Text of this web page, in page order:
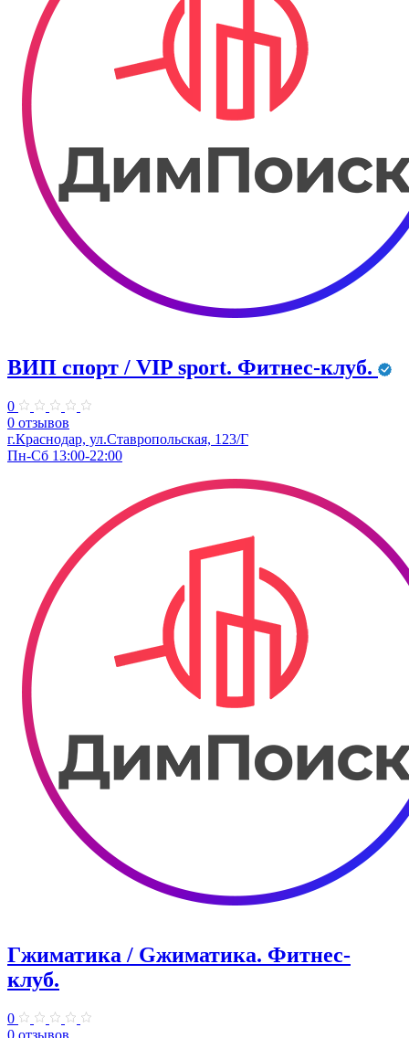
ВИП спорт / VIP sport. Фитнес-клуб.
0
0 отзывов
г.Краснодар, ул.Ставропольская, 123/Г
Пн-Сб 13:00-22:00
Гжиматика / Gжиматика. Фитнес-
клуб.
0
0 отзывов